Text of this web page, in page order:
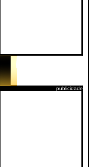
publicidade